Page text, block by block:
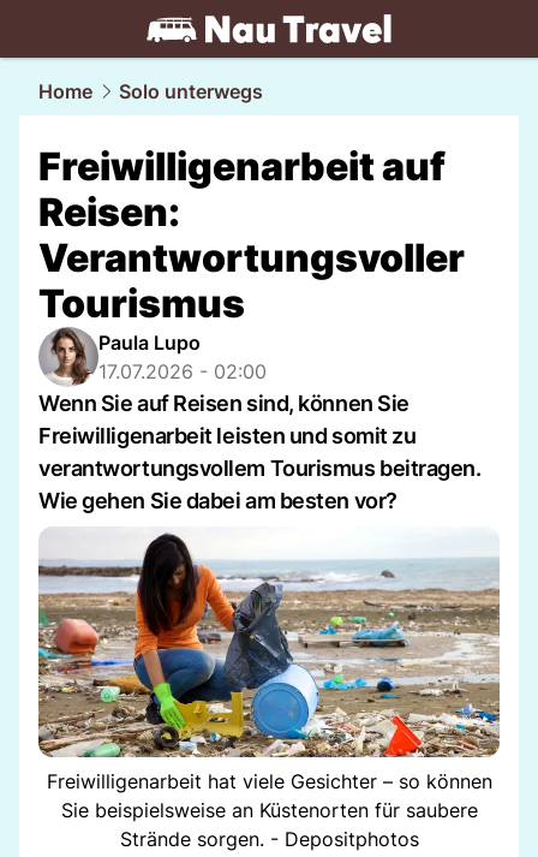
travel.NAU.ch
Home Solo unterwegs
Freiwilligenarbeit auf
Reisen:
Verantwortungsvoller
Tourismus
Paula Lupo
17.07.2026 - 02:00
Wenn Sie auf Reisen sind, können Sie
Freiwilligenarbeit leisten und somit zu
verantwortungsvollem Tourismus beitragen.
Wie gehen Sie dabei am besten vor?
Freiwilligenarbeit hat viele Gesichter – so können
Sie beispielsweise an Küstenorten für saubere
Strände sorgen. - Depositphotos